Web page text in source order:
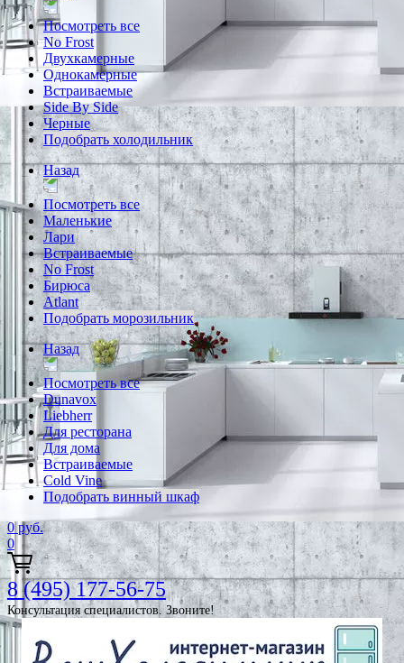
Посмотреть все
No Frost
Двухкамерные
Однокамерные
Встраиваемые
Side By Side
Черные
Подобрать холодильник
Назад
Посмотреть все
Маленькие
Лари
Встраиваемые
No Frost
Бирюса
Atlant
Подобрать морозильник
Назад
Посмотреть все
Dunavox
Liebherr
Для ресторана
Для дома
Встраиваемые
Cold Vine
Подобрать винный шкаф
0 руб.
0
8 (495) 177-56-75
Консультация специалистов. Звоните!